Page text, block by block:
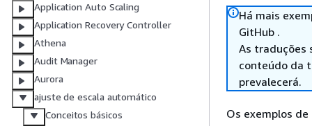
Application Auto Scaling
Application Recovery Controller
Athena
Audit Manager
Aurora
ajuste de escala automático
Conceitos básicos
Há mais
GitHub .
As traduções
conteúdo da
prevalecerá.
Os exemplos